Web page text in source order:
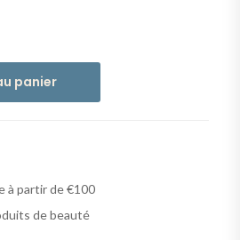
panier
à partir de €100
de beauté